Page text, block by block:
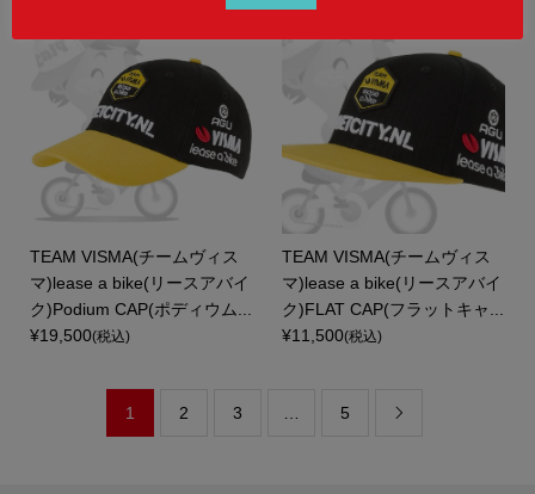
TEAM VISMA(チームヴィス
マ)lease a bike(リースアバイ
ク)Podium CAP(ポディウム...
¥19,500(税込)
TEAM VISMA(チームヴィス
マ)lease a bike(リースアバイ
ク)FLAT CAP(フラットキャ...
¥11,500(税込)
1 2 3 5 